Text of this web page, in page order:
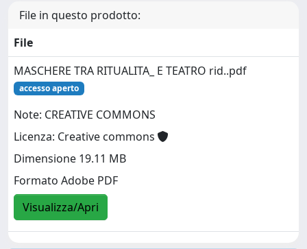
File in questo prodotto:
File
MASCHERE TRA RITUALITA_ E TEATRO rid..pdf
accesso aperto
Note: CREATIVE COMMONS
Licenza: Creative commons
Dimensione 19.11 MB
Formato Adobe PDF
Visualizza/Apri